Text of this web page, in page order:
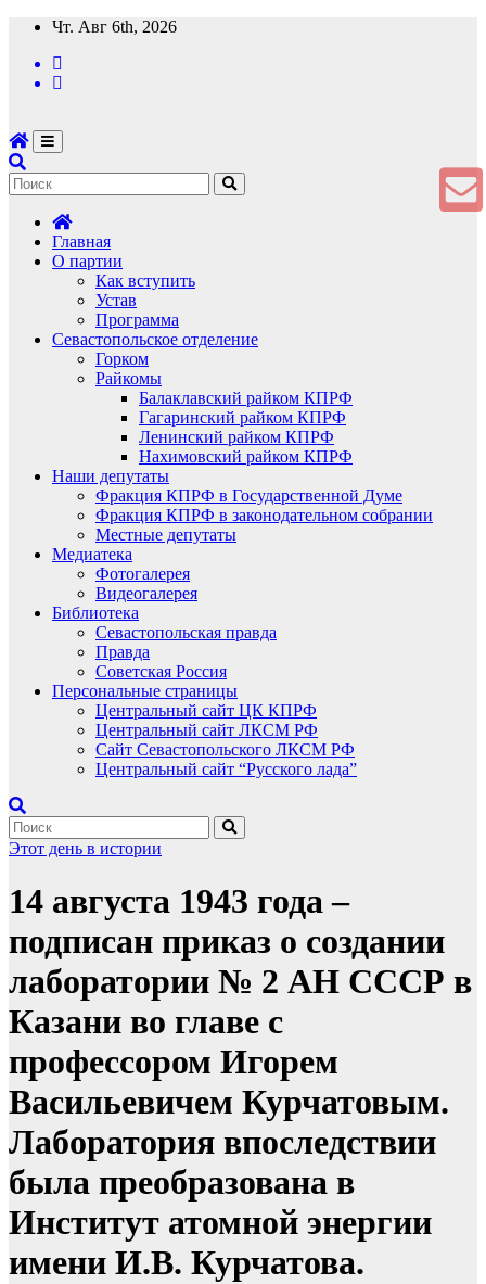
Перейти
содержимому
Чт. Авг 6th, 2026
Главная
О партии
Как вступить
Устав
Программа
Севастопольское отделение
Горком
Райкомы
Балаклавский райком КПРФ
Гагаринский райком КПРФ
Ленинский райком КПРФ
Нахимовский райком КПРФ
Наши депутаты
Фракция КПРФ в Государственной Думе
Фракция КПРФ в законодательном собрании
Местные депутаты
Медиатека
Фотогалерея
Видеогалерея
Библиотека
Севастопольская правда
Правда
Советская Россия
Персональные страницы
Центральный сайт ЦК КПРФ
Центральный сайт ЛКСМ РФ
Сайт Севастопольского ЛКСМ РФ
Центральный сайт “Русского лада”
Этот день в истории
14 августа 1943 года –
подписан приказ о создании
лаборатории № 2 АН СССР в
Казани во главе с
профессором Игорем
Васильевичем Курчатовым.
Лаборатория впоследствии
была преобразована в
Институт атомной энергии
имени И.В. Курчатова.